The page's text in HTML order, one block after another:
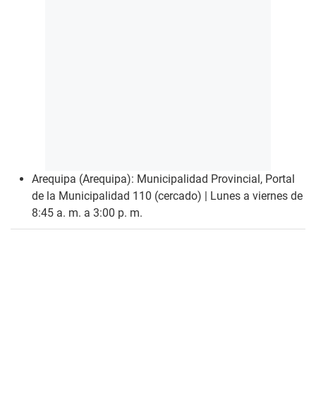
Arequipa (Arequipa): Municipalidad Provincial, Portal
de la Municipalidad 110 (cercado) | Lunes a viernes de
8:45 a. m. a 3:00 p. m.